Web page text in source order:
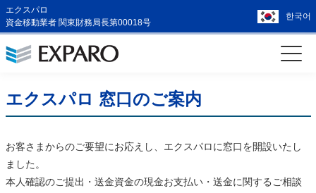
エクスパロ
資金移動業者 関東財務局長第00018号
한국어
エクスパロ 窓口のご案内
お客さまからのご要望にお応えし、エクスパロに窓口を開設いたし
ました。
本人確認のご提出・送金資金の現金お支払い・送金に関するご相談